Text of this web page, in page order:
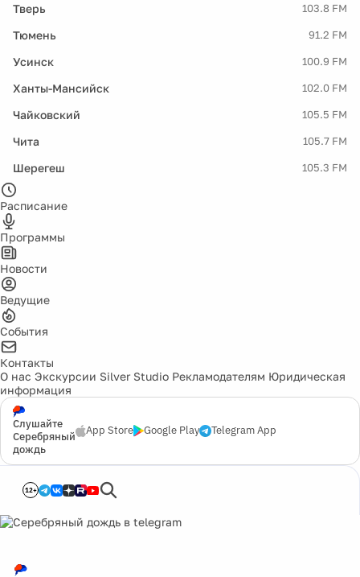
Тверь 103.8 FM
Тюмень 91.2 FM
Усинск 100.9 FM
Ханты-Мансийск 102.0 FM
Чайковский 105.5 FM
Чита 105.7 FM
Шерегеш 105.3 FM
Расписание
Программы
Новости
Ведущие
События
Контакты
О нас Экскурсии Silver Studio Рекламодателям Юридическая
информация
Слушайте
Серебряный
дождь
App Store Google Play Telegram App
12+